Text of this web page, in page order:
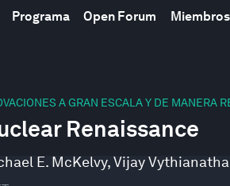
Programa Open Forum
A GRAN ESCALA Y DE MANERA
Renaissance
E. McKelvy,Vijay